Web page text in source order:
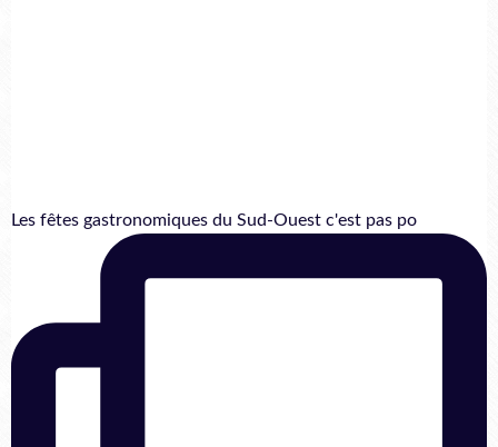
Les fêtes gastronomiques du Sud-Ouest c'est pas po